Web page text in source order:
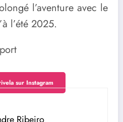
l’aventure avec le
l’été 2025.
sur Instagram